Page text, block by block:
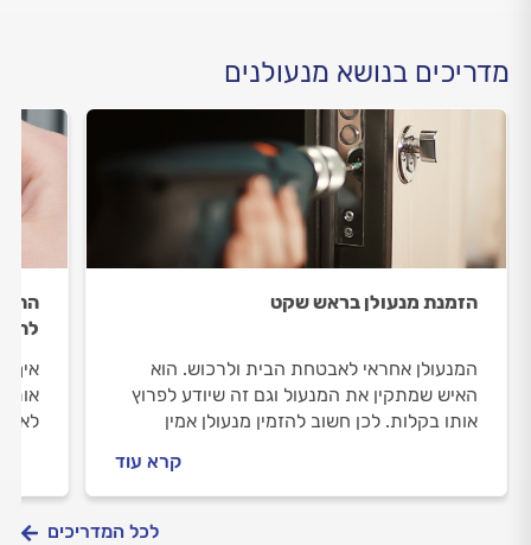
מדריכים בנושא מנעולנים
הזמנת מנעולן בראש שקט
המנעולן אחראי לאבטחת הבית ולרכוש. הוא
האיש שמתקין את המנעול וגם זה שיודע לפרוץ
אותו בקלות. לכן חשוב להזמין מנעולן אמין
קרא עוד
איך
לא
לכל המדריכים